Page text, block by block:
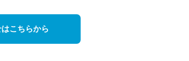
こちらから